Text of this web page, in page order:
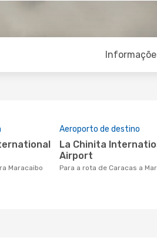
Maracaibo
Aeroporto de destino
La Chinita International
Airport
Para a rota de Caracas a